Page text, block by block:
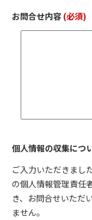
お問合せ内容 (必須)
個人情報の収集につ
ご入力いただきまし
の個人情報管理責任
き、お問合せいただ
ません。